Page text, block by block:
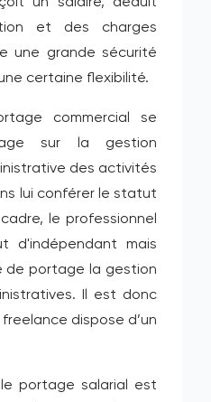
et des charges
une grande sécurité
certaine flexibilité.
commercial se
sur la gestion
des activités
lui conférer le statut
le professionnel
d'indépendant mais
de portage la gestion
Il est donc
dispose d’un
le portage salarial est